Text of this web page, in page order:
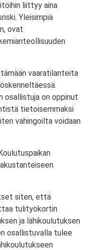
liittyy aina
Yleisimpiä
ovat
vaaratilanteita
osallistuja on oppinut
tietoisemmaksi
vahingoilta voidaan
siten, että
tulityökortin
ja lähikoulutuksen
osallistuvalla tulee